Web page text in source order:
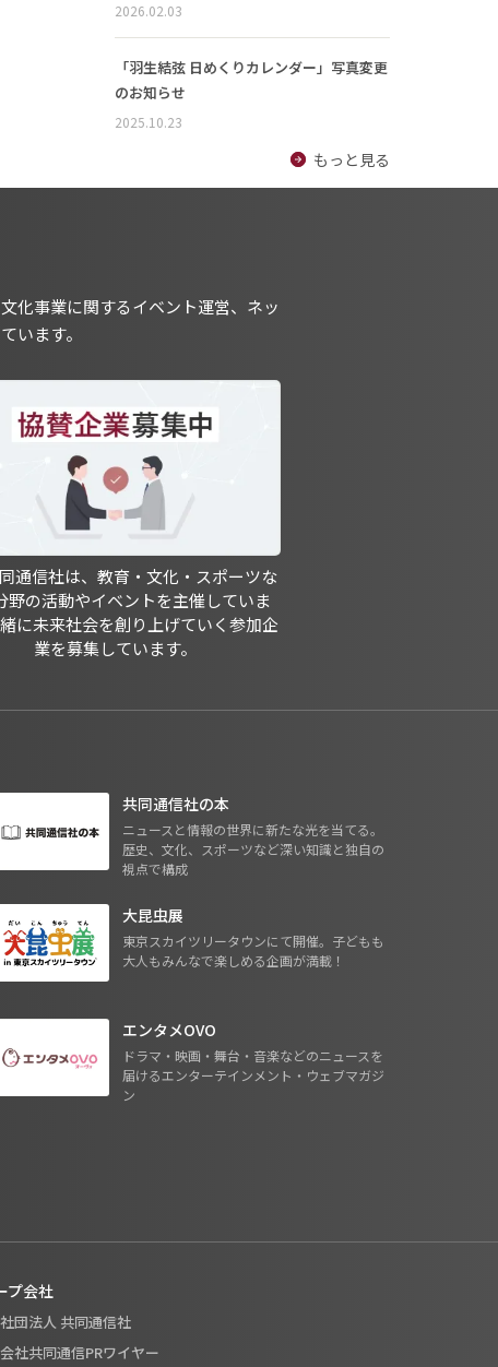
2026.02.03
「羽生結弦 日めくりカレンダー」写真変更
のお知らせ
2025.10.23
もっと見る
化事業に関するイベント運営、ネッ
います。
通信社は、教育・文化・スポーツな
野の活動やイベントを主催していま
に未来社会を創り上げていく参加企
業を募集しています。
共同通信社の本
ニュースと情報の世界に新たな光を当てる。
歴史、文化、スポーツなど深い知識と独自の
視点で構成
大昆虫展
東京スカイツリータウンにて開催。子どもも
大人もみんなで楽しめる企画が満載！
エンタメOVO
ドラマ・映画・舞台・音楽などのニュースを
届けるエンターテインメント・ウェブマガジ
ン
プ会社
団法人 共同通信社
社共同通信PRワイヤー